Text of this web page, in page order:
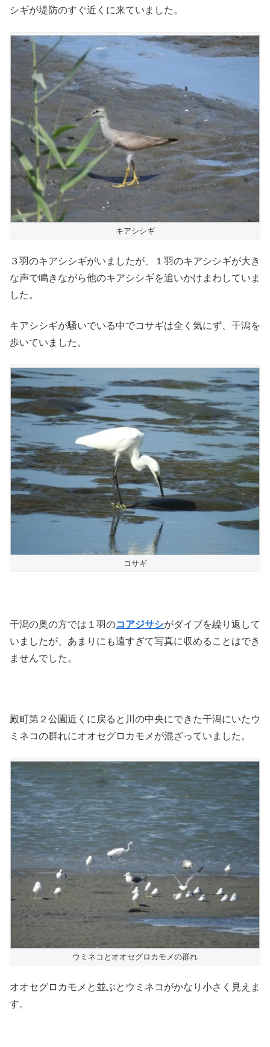
シギが堤防のすぐ近くに来ていました。
キアシシギ
３羽のキアシシギがいましたが、１羽のキアシシギが大き
な声で鳴きながら他のキアシシギを追いかけまわしていま
した。
キアシシギが騒いでいる中でコサギは全く気にず、干潟を
歩いていました。
コサギ
干潟の奥の方では１羽のコアジサシがダイブを繰り返して
いましたが、あまりにも遠すぎて写真に収めることはでき
ませんでした。
殿町第２公園近くに戻ると川の中央にできた干潟にいたウ
ミネコの群れにオオセグロカモメが混ざっていました。
ウミネコとオオセグロカモメの群れ
オオセグロカモメと並ぶとウミネコがかなり小さく見えま
す。